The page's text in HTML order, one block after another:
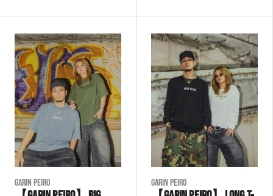
¥13,500
–
¥15,000
–
¥11,700
Garin Peiro Garin Peiro